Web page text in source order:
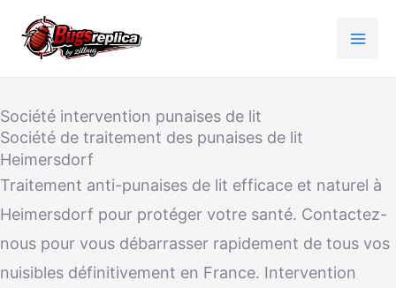
Société intervention punaises de lit
Société de traitement des punaises de lit
Heimersdorf
Traitement anti-punaises de lit efficace et naturel à
Heimersdorf pour protéger votre santé. Contactez-
nous pour vous débarrasser rapidement de tous vos
nuisibles définitivement en France. Intervention